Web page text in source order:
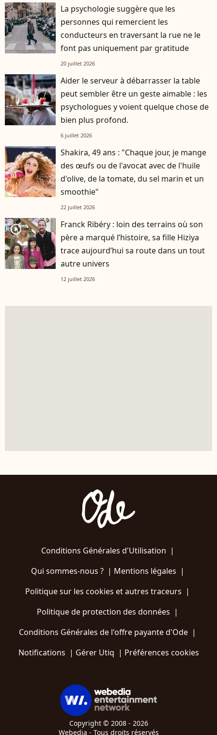
La psychologie suggère que les
personnes qui remercient les
conducteurs en traversant la rue ne le
font pas uniquement par gratitude
20 juillet 2026
Aider le serveur à débarrasser la table
peut sembler être un geste aimable : les
psychologues y voient quelque chose de
bien plus profond.
6 juillet 2026
Shakira, 49 ans : "Chaque jour, je mange
des œufs ou de l'avocat avec de l'huile
d'olive, de la tomate, du sel marin et un
smoothie"
22 juillet 2026
player2
Franck Ribéry : loin des terrains où son
père a marqué l’histoire, sa fille Hiziya
trace aujourd’hui sa route dans un tout
autre univers
12 juillet 2026
Conditions Générales d'Utilisation |
Qui sommes-nous ?| Mentions légales |
Politique sur les cookies et autres traceurs |
Politique de protection des données |
Conditions Générales de l'offre payante d'Ode |
Notifications | Gérer Utiq | Préférences cookies
Copyright © 2008 - 2026
Webedia - Tous droits réservés